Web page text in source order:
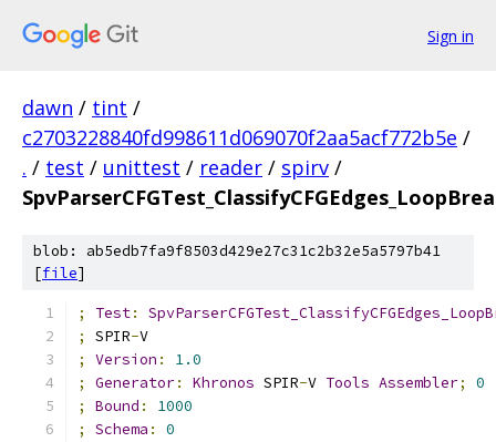
Sign in
dawn / tint /
c2703228840fd998611d069070f2aa5acf772b5e /
. / test / unittest / reader / spirv /
blob: ab5edb7fa9f8503d429e27c31c2b32e5a5797b41
[file]
; Test:
;
SPIR-V
;
Version :
1.0
;
Generator: Khronos SPIR-V Tools Assembler;
0
;
Bound :
1000
;
Schema :
0